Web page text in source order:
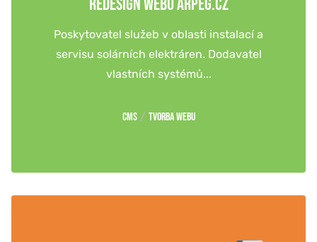
REDESIGN WEBU ARPEG.CZ
Poskytovatel služeb v oblasti instalací a
servisu solárních elektráren. Dodavatel
vlastních systémů...
CMS / Tvorba webu